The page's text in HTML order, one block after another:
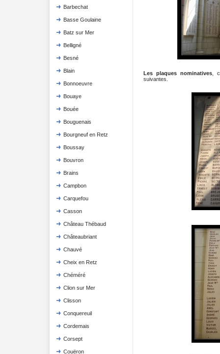
Barbechat
Basse Goulaine
Batz sur Mer
Belligné
Besné
Blain
Bonnoeuvre
Bouaye
Bouée
Bouguenais
Bourgneuf en Retz
Boussay
Bouvron
Brains
Campbon
Carquefou
Casson
Château Thébaud
Châteaubriant
Chauvé
Cheix en Retz
Chéméré
Clion sur Mer
Clisson
Conquereuil
Cordemais
Corsept
Couëron
Les plaques nominatives ,
suivantes.